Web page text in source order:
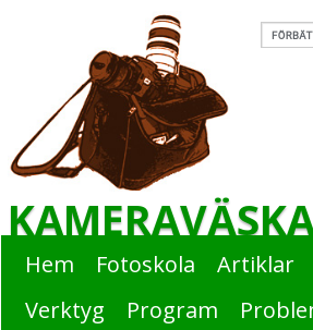
Hem Fotoskola Artiklar
Verktyg
Program